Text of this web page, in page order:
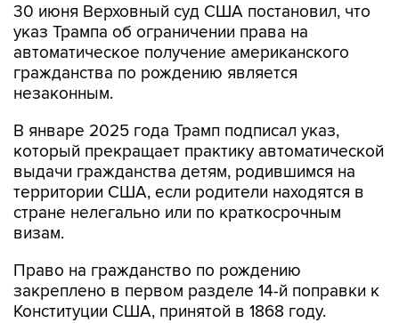
30 июня Верховный суд США постановил, что
указ Трампа об ограничении права на
автоматическое получение американского
гражданства по рождению является
незаконным.
В январе 2025 года Трамп подписал указ,
который прекращает практику автоматической
выдачи гражданства детям, родившимся на
территории США, если родители находятся в
стране нелегально или по краткосрочным
визам.
Право на гражданство по рождению
закреплено в первом разделе 14-й поправки к
Конституции США, принятой в 1868 году.